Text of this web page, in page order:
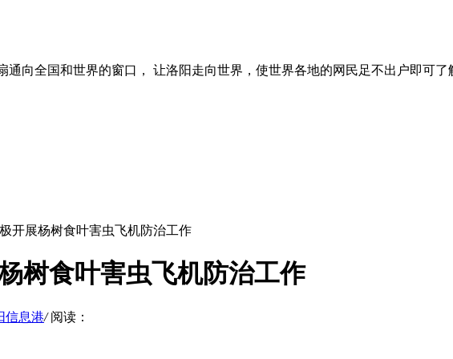
通向全国和世界的窗口， 让洛阳走向世界，使世界各地的网民足不出户即可了
开展杨树食叶害虫飞机防治工作
树食叶害虫飞机防治工作
信息港/ 阅读：